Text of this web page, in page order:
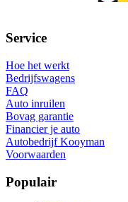
Service
Hoe het werkt
Bedrijfswagens
FAQ
Auto inruilen
Bovag garantie
Financier je auto
Autobedrijf Kooyman
Voorwaarden
Populair